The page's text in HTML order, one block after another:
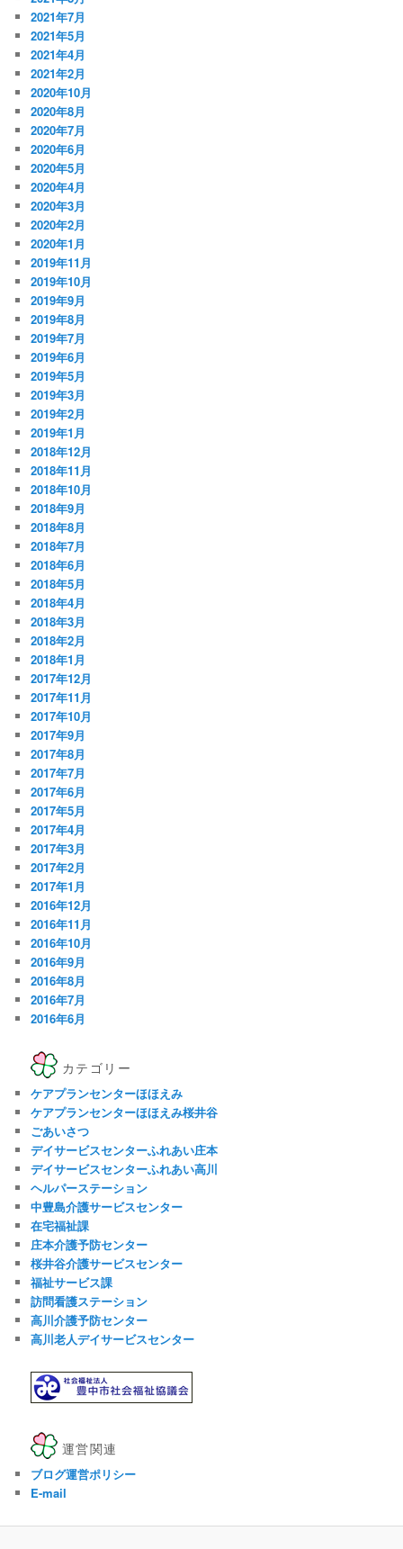
2021年7月
2021年5月
2021年4月
2021年2月
2020年10月
2020年8月
2020年7月
2020年6月
2020年5月
2020年4月
2020年3月
2020年2月
2020年1月
2019年11月
2019年10月
2019年9月
2019年8月
2019年7月
2019年6月
2019年5月
2019年3月
2019年2月
2019年1月
2018年12月
2018年11月
2018年10月
2018年9月
2018年8月
2018年7月
2018年6月
2018年5月
2018年4月
2018年3月
2018年2月
2018年1月
2017年12月
2017年11月
2017年10月
2017年9月
2017年8月
2017年7月
2017年6月
2017年5月
2017年4月
2017年3月
2017年2月
2017年1月
2016年12月
2016年11月
2016年10月
2016年9月
2016年8月
2016年7月
2016年6月
カテゴリー
ケアプランセンターほほえみ
ケアプランセンターほほえみ桜井谷
ごあいさつ
デイサービスセンターふれあい庄本
デイサービスセンターふれあい高川
ヘルパーステーション
中豊島介護サービスセンター
在宅福祉課
庄本介護予防センター
桜井谷介護サービスセンター
福祉サービス課
訪問看護ステーション
高川介護予防センター
高川老人デイサービスセンター
運営関連
ブログ運営ポリシー
E-mail